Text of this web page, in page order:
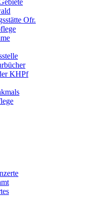
Ofr.
KHPf